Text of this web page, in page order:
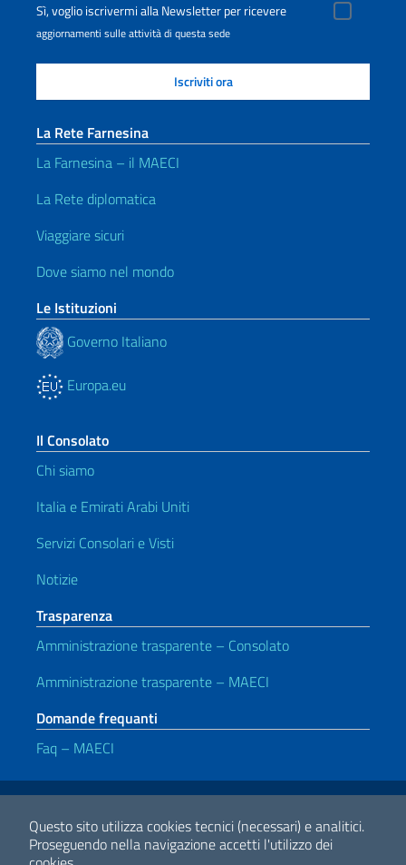
Questo sito utilizza cookies tecnici (necessari) e analitici.
Proseguendo nella navigazione accetti l'utilizzo dei
Sì, voglio iscrivermi alla Newsletter per ricevere
aggiornamenti sulle attività di questa sede
La Rete Farnesina
La Farnesina – il MAECI
La Rete diplomatica
Viaggiare sicuri
Dove siamo nel mondo
Le Istituzioni
Governo Italiano
Europa.eu
Il Consolato
Chi siamo
Italia e Emirati Arabi Uniti
Servizi Consolari e Visti
Notizie
Trasparenza
Amministrazione trasparente – Consolato
Amministrazione trasparente – MAECI
Domande frequanti
Faq – MAECI
Link Utili